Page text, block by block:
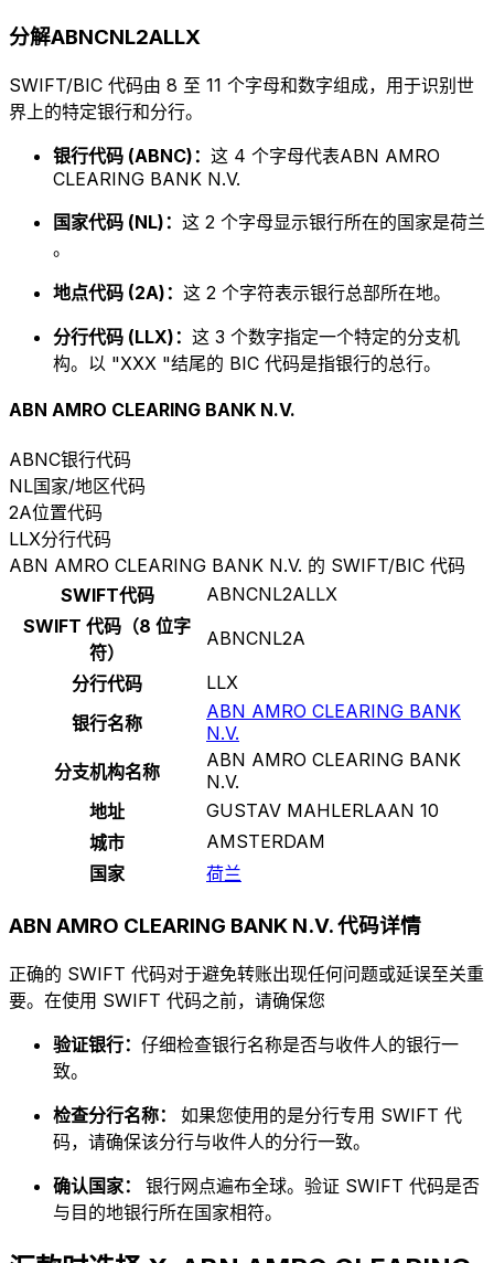
分解ABNCNL2ALLX
SWIFT/BIC 代码由 8 至 11 个字母和数字组成，用于识别世
界上的特定银行和分行。
银行代码 (ABNC)： 这 4 个字母代表ABN AMRO
CLEARING BANK N.V.
国家代码 (NL)： 这 2 个字母显示银行所在的国家是荷兰
。
地点代码 (2A)： 这 2 个字符表示银行总部所在地。
分行代码 (LLX)： 这 3 个数字指定一个特定的分支机
构。以 "XXX "结尾的 BIC 代码是指银行的总行。
ABN AMRO CLEARING BANK N.V.
ABNC银行代码
NL国家/地区代码
2A位置代码
LLX分行代码
ABN AMRO CLEARING BANK N.V. 的 SWIFT/BIC 代码
SWIFT代码
ABNCNL2ALLX
SWIFT 代码（8 位字
符）
ABNCNL2A
分行代码
LLX
银行名称
ABN AMRO CLEARING BANK
N.V.
分支机构名称
ABN AMRO CLEARING BANK
N.V.
地址
GUSTAV MAHLERLAAN 10
城市
AMSTERDAM
国家
荷兰
ABN AMRO CLEARING BANK N.V. 代码详情
正确的 SWIFT 代码对于避免转账出现任何问题或延误至关重
要。在使用 SWIFT 代码之前，请确保您
验证银行： 仔细检查银行名称是否与收件人的银行一
致。
检查分行名称： 如果您使用的是分行专用 SWIFT 代
码，请确保该分行与收件人的分行一致。
确认国家： 银行网点遍布全球。验证 SWIFT 代码是否
与目的地银行所在国家相符。